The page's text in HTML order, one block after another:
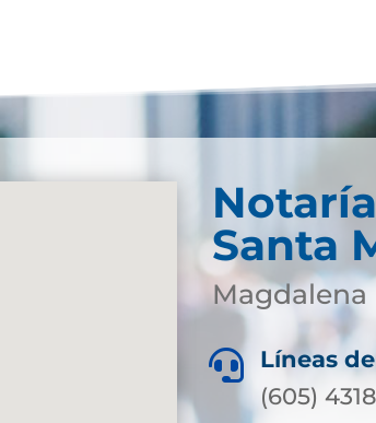
Santa
Magdalena

Líneas
(605)